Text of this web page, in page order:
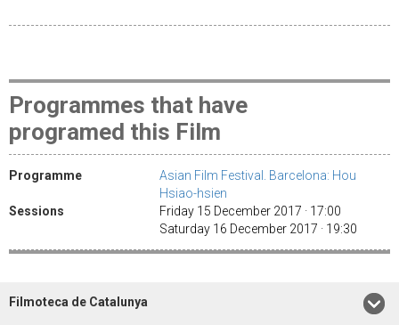
Programmes that have
programed this Film
Programme
Asian Film Festival. Barcelona: Hou
Hsiao-hsien
Sessions
Friday 15 December 2017 · 17:00
Saturday 16 December 2017 · 19:30
Filmoteca de Catalunya